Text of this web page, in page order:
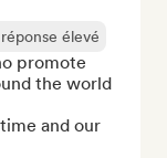
élevé
promote
the world
and our